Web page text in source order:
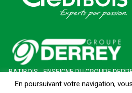
BATIBOIS - ENSEIGNE DU GROUPE
En poursuivant votre navigation,